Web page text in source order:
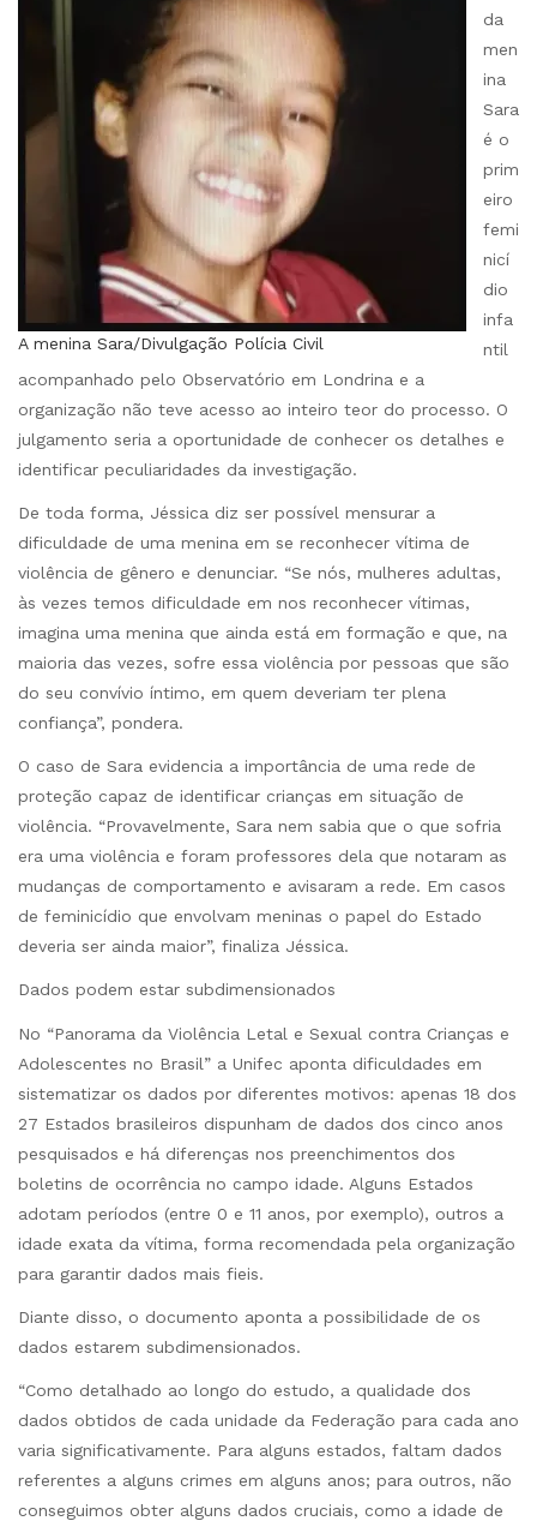
A menina Sara/Divulgação Polícia Civil
da
men
ina
Sara
é o
prim
eiro
femi
nicí
dio
infa
ntil
acompanhado pelo Observatório em Londrina e a
organização não teve acesso ao inteiro teor do processo. O
julgamento seria a oportunidade de conhecer os detalhes e
identificar peculiaridades da investigação.
De toda forma, Jéssica diz ser possível mensurar a
dificuldade de uma menina em se reconhecer vítima de
violência de gênero e denunciar. “Se nós, mulheres adultas,
às vezes temos dificuldade em nos reconhecer vítimas,
imagina uma menina que ainda está em formação e que, na
maioria das vezes, sofre essa violência por pessoas que são
do seu convívio íntimo, em quem deveriam ter plena
confiança”, pondera.
O caso de Sara evidencia a importância de uma rede de
proteção capaz de identificar crianças em situação de
violência. “Provavelmente, Sara nem sabia que o que sofria
era uma violência e foram professores dela que notaram as
mudanças de comportamento e avisaram a rede. Em casos
de feminicídio que envolvam meninas o papel do Estado
deveria ser ainda maior”, finaliza Jéssica.
Dados podem estar subdimensionados
No “Panorama da Violência Letal e Sexual contra Crianças e
Adolescentes no Brasil” a Unifec aponta dificuldades em
sistematizar os dados por diferentes motivos: apenas 18 dos
27 Estados brasileiros dispunham de dados dos cinco anos
pesquisados e há diferenças nos preenchimentos dos
boletins de ocorrência no campo idade. Alguns Estados
adotam períodos (entre 0 e 11 anos, por exemplo), outros a
idade exata da vítima, forma recomendada pela organização
para garantir dados mais fieis.
Diante disso, o documento aponta a possibilidade de os
dados estarem subdimensionados.
“Como detalhado ao longo do estudo, a qualidade dos
dados obtidos de cada unidade da Federação para cada ano
varia significativamente. Para alguns estados, faltam dados
referentes a alguns crimes em alguns anos; para outros, não
conseguimos obter alguns dados cruciais, como a idade de